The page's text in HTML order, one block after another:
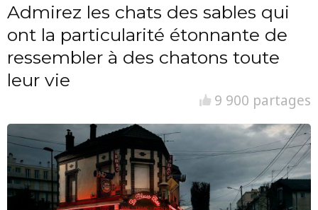
Admirez les chats des sables qui
ont la particularité étonnante de
ressembler à des chatons toute
leur vie
9 900 partages